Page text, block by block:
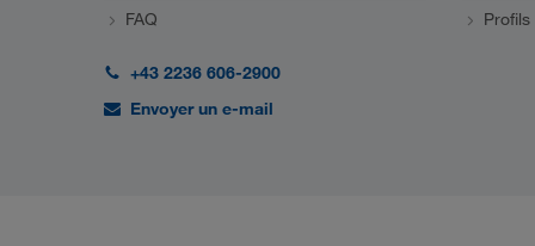
FAQ
+43 2236 606-2900
Envoyer un e-mail